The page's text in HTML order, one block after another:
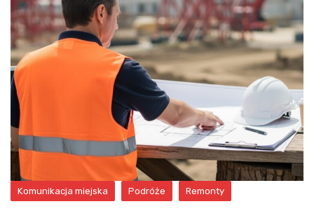
Komunikacja miejska Podróże Remonty